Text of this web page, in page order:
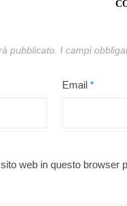
pubblicato. I campi
Email *
web in questo browser